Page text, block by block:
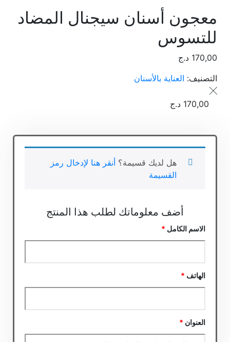
معجون أسنان سيجنال المضاد
للتسوس
170,00 د.ج
التصنيف: العناية بالأسنان
170,00 د.ج
هل لديك قسيمة؟ أنقر هنا لإدخال رمز
القسيمة
أضف معلوماتك لطلب هذا المنتج‬
الاسم الكامل *
الهاتف *
العنوان *